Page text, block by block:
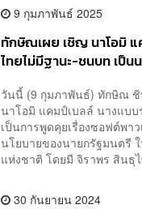
9 กุมภาพันธ์ 2025
ทักษิณเผย เชิญ นาโอมิ แ
ไทยไม่มีฐานะ-ชนบท เป็น
วันนี้ (9 กุมภาพันธ์) ทักษิณ
นาโอมิ แคมป์เบลล์ นางแบ
เป็นการพูดคุยเรื่องซอฟต์พา
นโยบายของนายกรัฐมนตรี
แห่งชาติ โดยมี จิราพร สินธุ
30 กันยายน 2024